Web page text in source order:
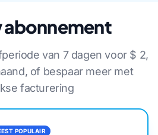
abonnement
van 7 dagen voor $ 2,
of bespaar meer met
facturering
POPULAIR